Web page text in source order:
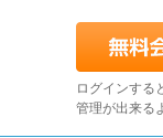
ログインする
管理が出来る